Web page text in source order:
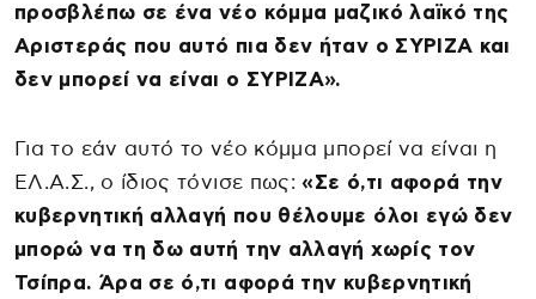
προσβλέπω σε ένα νέο κόμμα μαζικό λαϊκό της
Αριστεράς που αυτό πια δεν ήταν ο ΣΥΡΙΖΑ και
δεν μπορεί να είναι ο ΣΥΡΙΖΑ».
Για το εάν αυτό το νέο κόμμα μπορεί να είναι η
ΕΛ.Α.Σ., ο ίδιος τόνισε πως:«Σε ό,τι αφορά την
κυβερνητική αλλαγή που θέλουμε όλοι εγώ δεν
μπορώ να τη δω αυτή την αλλαγή χωρίς τον
Τσίπρα. Άρα σε ό,τι αφορά την κυβερνητική